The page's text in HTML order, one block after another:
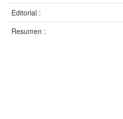
Editorial :
Resumen :